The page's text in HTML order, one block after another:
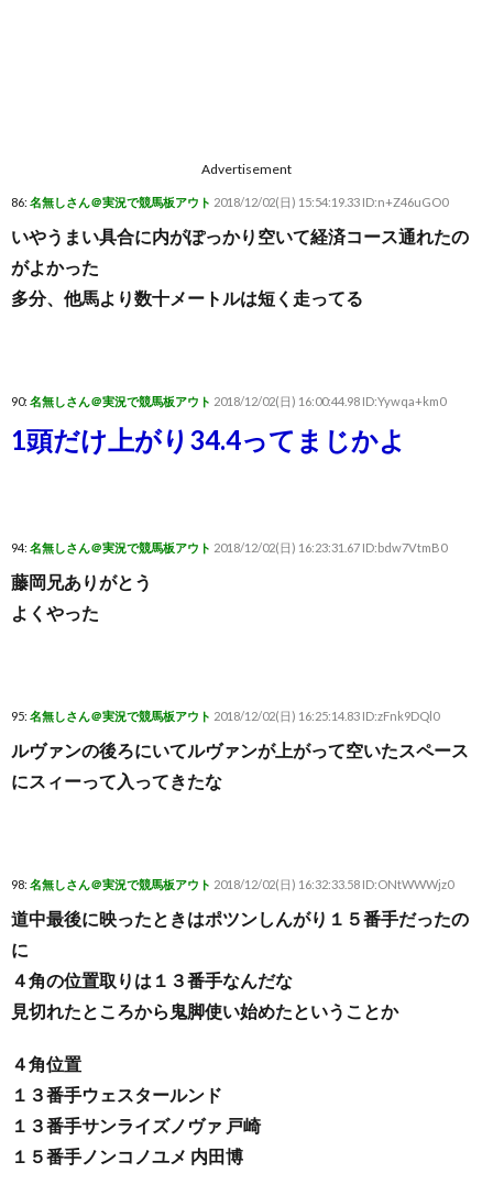
Advertisement
86: 名無しさん＠実況で競馬板アウト 2018/12/02(日) 15:54:19.33 ID:n+Z46uGO0
いやうまい具合に内がぽっかり空いて経済コース通れたの
がよかった
多分、他馬より数十メートルは短く走ってる
90: 名無しさん＠実況で競馬板アウト 2018/12/02(日) 16:00:44.98 ID:Yywqa+km0
1頭だけ上がり34.4ってまじかよ
94: 名無しさん＠実況で競馬板アウト 2018/12/02(日) 16:23:31.67 ID:bdw7VtmB0
藤岡兄ありがとう
よくやった
95: 名無しさん＠実況で競馬板アウト 2018/12/02(日) 16:25:14.83 ID:zFnk9DQl0
ルヴァンの後ろにいてルヴァンが上がって空いたスペース
にスィーって入ってきたな
98: 名無しさん＠実況で競馬板アウト 2018/12/02(日) 16:32:33.58 ID:ONtWWWjz0
道中最後に映ったときはポツンしんがり１５番手だったの
に
４角の位置取りは１３番手なんだな
見切れたところから鬼脚使い始めたということか
４角位置
１３番手ウェスタールンド
１３番手サンライズノヴァ 戸崎
１５番手ノンコノユメ 内田博